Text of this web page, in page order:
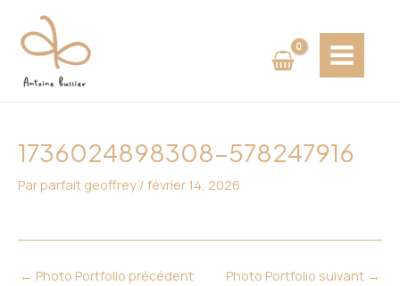
contenu
MENU
1736024898308-578247916
Parparfait geoffrey / février 14, 2026
des
articles
← Photo Portfolio précédent Photo Portfolio suivant →